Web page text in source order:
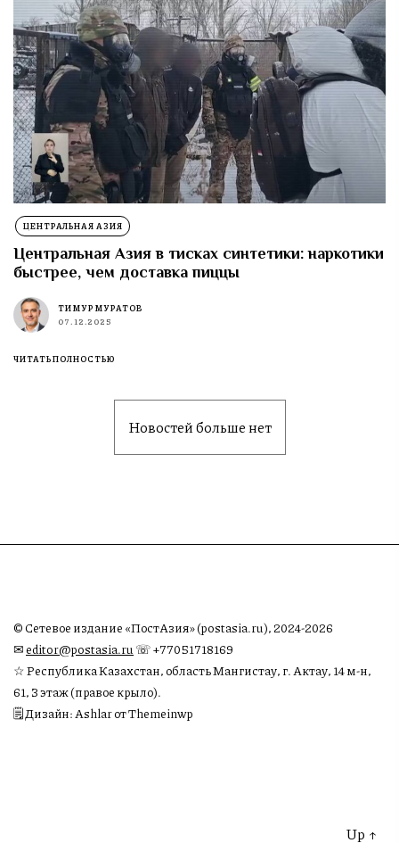
ЦЕНТРАЛЬНАЯ АЗИЯ
Центральная Азия в тисках синтетики: наркотики
быстрее, чем доставка пиццы
ТИМУР МУРАТОВ
07.12.2025
ЧИТАТЬ ПОЛНОСТЬЮ
Новостей больше нет
© Сетевое издание «ПостАзия» (postasia.ru), 2024-2026
✉︎editor@postasia.ru ☏ +77051718169
☆ Республика Казахстан, область Мангистау, г. Актау, 14 м-н,
61, 3 этаж (правое крыло).
🗒 Дизайн: Ashlar от Themeinwp
Up ↑